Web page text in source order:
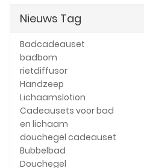
Nieuws Tag
Badcadeauset
badbom
rietdiffusor
Handzeep
Lichaamslotion
Cadeausets voor bad
en lichaam
douchegel cadeauset
Bubbelbad
Douchegel